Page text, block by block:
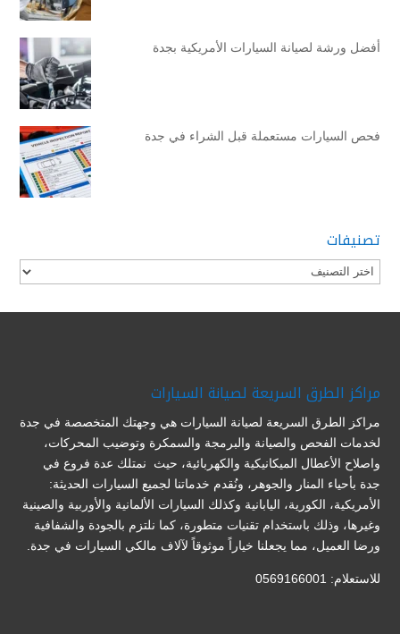
أفضل ورشة لصيانة السيارات الأمريكية بجدة
فحص السيارات مستعملة قبل الشراء في جدة
تصنيفات
تصنيفات
مراكز الطرق السريعة لصيانة السيارات
مراكز الطرق السريعة لصيانة السيارات هي وجهتك المتخصصة في جدة
لخدمات الفحص والصيانة والبرمجة والسمكرة وتوضيب المحركات،
واصلاح الأعطال الميكانيكية والكهربائية، حيث نمتلك عدة فروع في
جدة بأحياء المنار والجوهر، ونُقدم خدماتنا لجميع السيارات الحديثة:
الأمريكية، الكورية، اليابانية وكذلك السيارات الألمانية والأوربية والصينية
وغيرها، وذلك باستخدام تقنيات متطورة، كما نلتزم بالجودة والشفافية
ورضا العميل، مما يجعلنا خياراً موثوقاً لآلاف مالكي السيارات في جدة.
للاستعلام: 0569166001